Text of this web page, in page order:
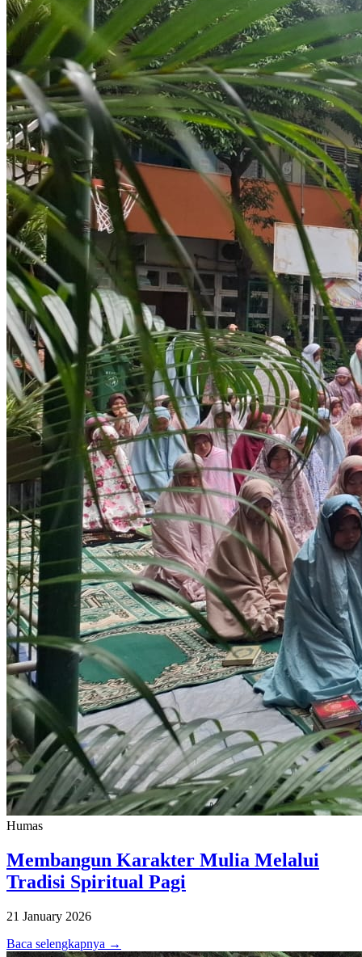
Humas
Membangun Karakter Mulia Melalui
Tradisi Spiritual Pagi
21 January 2026
Baca selengkapnya →